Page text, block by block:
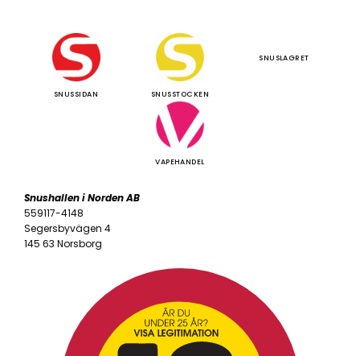
SNUSSIDAN SNUSSTOCKEN
SNUSLAGRET
VAPEHANDEL
Snushallen i Norden AB
559117-4148
Segersbyvägen 4
145 63 Norsborg